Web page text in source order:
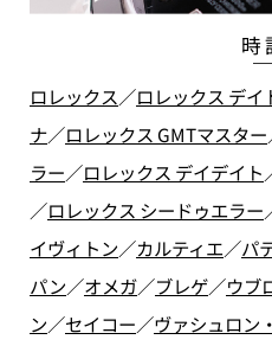
時
ロレックス／ロレックス デイ
ナ／ロレックス GMTマスター
ラー／ロレックス デイデイト
／ロレックス シードゥエラー
イヴィトン／カルティエ／パ
パン／オメガ／ブレゲ／ウブ
ン／セイコー／ヴァシュロン